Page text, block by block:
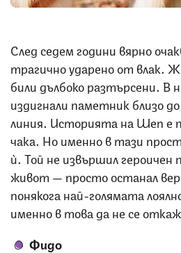
След седем години вярно
трагично ударено от влак.
били дълбоко разтърсени. В
издигнали паметник близо
линия. Историята на Шеп е
чака. Но именно в тази
ѝ. Той не извършил героичен
живот — просто останал
понякога най-голямата
именно в това да не се
Фидо